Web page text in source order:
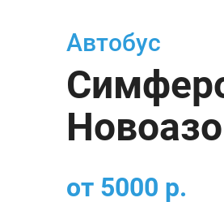
Автобус
от 5000 р.